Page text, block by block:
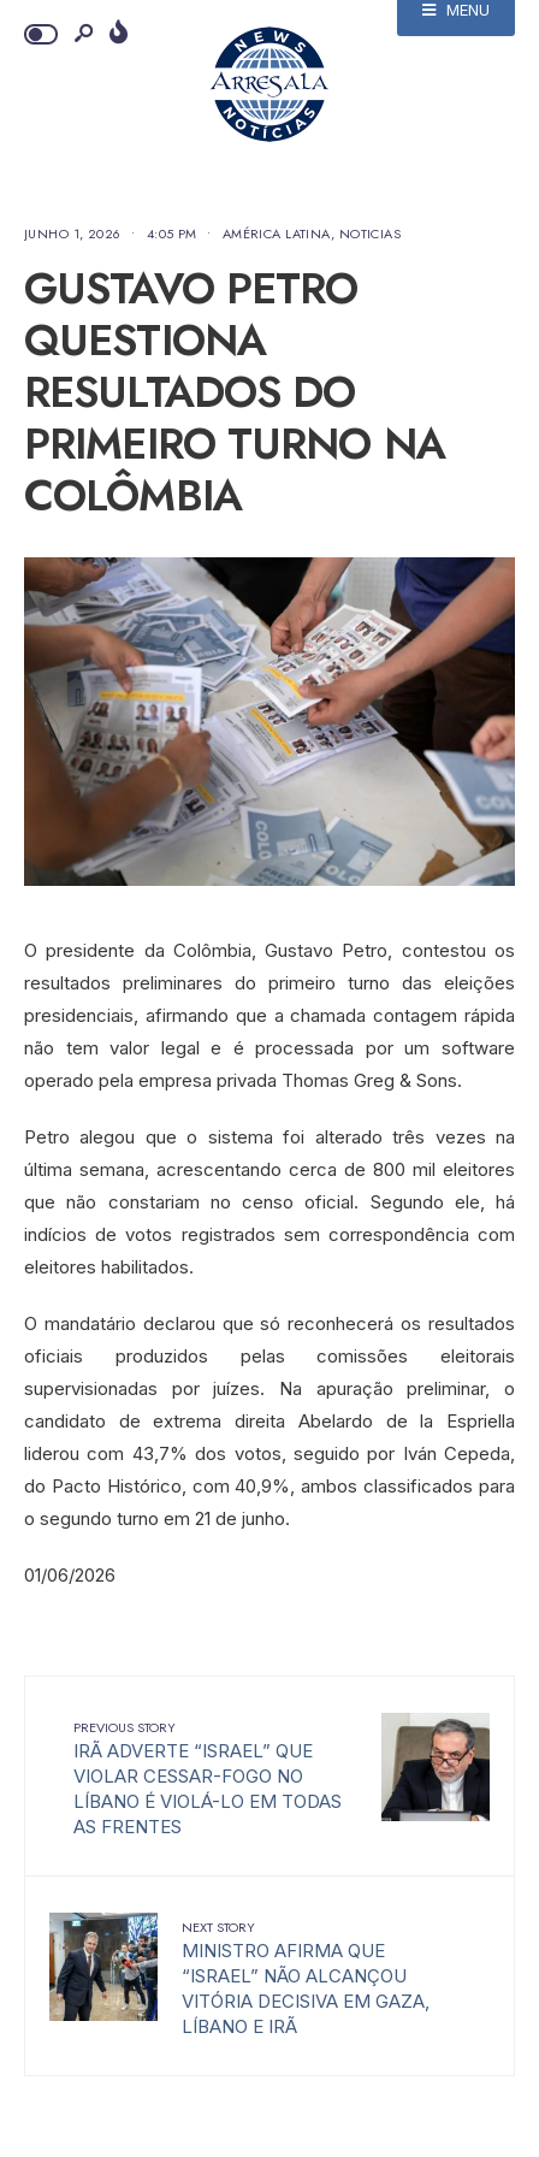
MENU
JUNHO 1, 2026 • 4:05 PM • AMÉRICA LATINA, NOTICIAS
GUSTAVO PETRO
QUESTIONA
RESULTADOS DO
PRIMEIRO TURNO NA
COLÔMBIA
O presidente da Colômbia, Gustavo Petro, contestou os
resultados preliminares do primeiro turno das eleições
presidenciais, afirmando que a chamada contagem rápida
não tem valor legal e é processada por um software
operado pela empresa privada Thomas Greg & Sons.
Petro alegou que o sistema foi alterado três vezes na
última semana, acrescentando cerca de 800 mil eleitores
que não constariam no censo oficial. Segundo ele, há
indícios de votos registrados sem correspondência com
eleitores habilitados.
O mandatário declarou que só reconhecerá os resultados
oficiais produzidos pelas comissões eleitorais
supervisionadas por juízes. Na apuração preliminar, o
candidato de extrema direita Abelardo de la Espriella
liderou com 43,7% dos votos, seguido por Iván Cepeda,
do Pacto Histórico, com 40,9%, ambos classificados para
o segundo turno em 21 de junho.
01/06/2026
PREVIOUS STORY
IRÃ ADVERTE “ISRAEL” QUE
VIOLAR CESSAR-FOGO NO
LÍBANO É VIOLÁ-LO EM TODAS
AS FRENTES
NEXT STORY
MINISTRO AFIRMA QUE
“ISRAEL” NÃO ALCANÇOU
VITÓRIA DECISIVA EM GAZA,
LÍBANO E IRÃ